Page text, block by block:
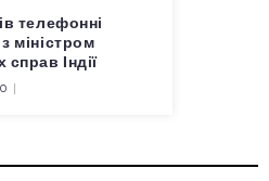
телефонні
міністром
Індії